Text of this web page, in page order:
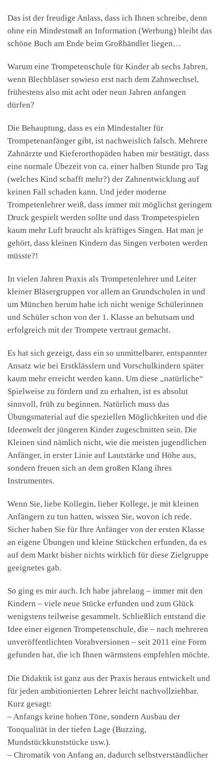
Das ist der freudige Anlass, dass ich Ihnen schreibe, denn
ohne ein Mindestmaß an Information (Werbung) bleibt das
schöne Buch am Ende beim Großhändler liegen…
Warum eine Trompetenschule für Kinder ab sechs Jahren,
wenn Blechbläser sowieso erst nach dem Zahnwechsel,
frühestens also mit acht oder neun Jahren anfangen
dürfen?
Die Behauptung, dass es ein Mindestalter für
Trompetenanfänger gibt, ist nachweislich falsch. Mehrere
Zahnärzte und Kieferorthopäden haben mir bestätigt, dass
eine normale Übezeit von ca. einer halben Stunde pro Tag
(welches Kind schafft mehr?) der Zahnentwicklung auf
keinen Fall schaden kann. Und jeder moderne
Trompetenlehrer weiß, dass immer mit möglichst geringem
Druck gespielt werden sollte und dass Trompetespielen
kaum mehr Luft braucht als kräftiges Singen. Hat man je
gehört, dass kleinen Kindern das Singen verboten werden
müsste?!
In vielen Jahren Praxis als Trompetenlehrer und Leiter
kleiner Bläsergruppen vor allem an Grundschulen in und
um München herum habe ich nicht wenige Schülerinnen
und Schüler schon von der 1. Klasse an behutsam und
erfolgreich mit der Trompete vertraut gemacht.
Es hat sich gezeigt, dass ein so unmittelbarer, entspannter
Ansatz wie bei Erstklässlern und Vorschulkindern später
kaum mehr erreicht werden kann. Um diese „natürliche“
Spielweise zu fördern und zu erhalten, ist es absolut
sinnvoll, früh zu beginnen. Natürlich muss das
Übungsmaterial auf die speziellen Möglichkeiten und die
Ideenwelt der jüngeren Kinder zugeschnitten sein. Die
Kleinen sind nämlich nicht, wie die meisten jugendlichen
Anfänger, in erster Linie auf Lautstärke und Höhe aus,
sondern freuen sich an dem großen Klang ihres
Instrumentes.
Wenn Sie, liebe Kollegin, lieber Kollege, je mit kleinen
Anfängern zu tun hatten, wissen Sie, wovon ich rede.
Sicher haben Sie für Ihre Anfänger von der ersten Klasse
an eigene Übungen und kleine Stückchen erfunden, da es
auf dem Markt bisher nichts wirklich für diese Zielgruppe
geeignetes gab.
So ging es mir auch. Ich habe jahrelang – immer mit den
Kindern – viele neue Stücke erfunden und zum Glück
wenigstens teilweise gesammelt. Schließlich entstand die
Idee einer eigenen Trompetenschule, die – nach mehreren
unveröffentlichten Vorabversionen – seit 2011 eine Form
gefunden hat, die ich Ihnen wärmstens empfehlen möchte.
Die Didaktik ist ganz aus der Praxis heraus entwickelt und
für jeden ambitionierten Lehrer leicht nachvollziehbar.
Kurz gesagt:
– Anfangs keine hohen Töne, sondern Ausbau der
Tonqualität in der tiefen Lage (Buzzing,
Mundstückkunststücke usw.).
– Chromatik von Anfang an, dadurch selbstverständlicher